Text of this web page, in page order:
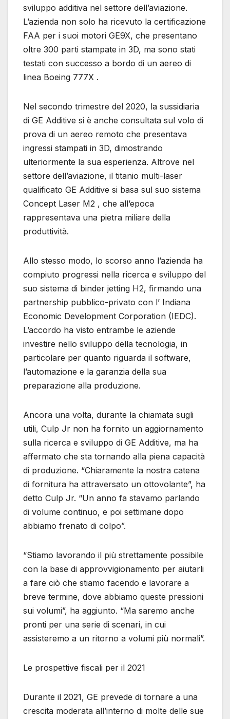
sviluppo additiva nel settore dell’aviazione.
L’azienda non solo ha ricevuto la certificazione
FAA per i suoi motori GE9X, che presentano
oltre 300 parti stampate in 3D, ma sono stati
testati con successo a bordo di un aereo di
linea Boeing 777X .
Nel secondo trimestre del 2020, la sussidiaria
di GE Additive si è anche consultata sul volo di
prova di un aereo remoto che presentava
ingressi stampati in 3D, dimostrando
ulteriormente la sua esperienza. Altrove nel
settore dell’aviazione, il titanio multi-laser
qualificato GE Additive si basa sul suo sistema
Concept Laser M2 , che all’epoca
rappresentava una pietra miliare della
produttività.
Allo stesso modo, lo scorso anno l’azienda ha
compiuto progressi nella ricerca e sviluppo del
suo sistema di binder jetting H2, firmando una
partnership pubblico-privato con l’ Indiana
Economic Development Corporation (IEDC).
L’accordo ha visto entrambe le aziende
investire nello sviluppo della tecnologia, in
particolare per quanto riguarda il software,
l’automazione e la garanzia della sua
preparazione alla produzione.
Ancora una volta, durante la chiamata sugli
utili, Culp Jr non ha fornito un aggiornamento
sulla ricerca e sviluppo di GE Additive, ma ha
affermato che sta tornando alla piena capacità
di produzione. “Chiaramente la nostra catena
di fornitura ha attraversato un ottovolante”, ha
detto Culp Jr. “Un anno fa stavamo parlando
di volume continuo, e poi settimane dopo
abbiamo frenato di colpo”.
“Stiamo lavorando il più strettamente possibile
con la base di approvvigionamento per aiutarli
a fare ciò che stiamo facendo e lavorare a
breve termine, dove abbiamo queste pressioni
sui volumi”, ha aggiunto. “Ma saremo anche
pronti per una serie di scenari, in cui
assisteremo a un ritorno a volumi più normali”.
Le prospettive fiscali per il 2021
Durante il 2021, GE prevede di tornare a una
crescita moderata all’interno di molte delle sue